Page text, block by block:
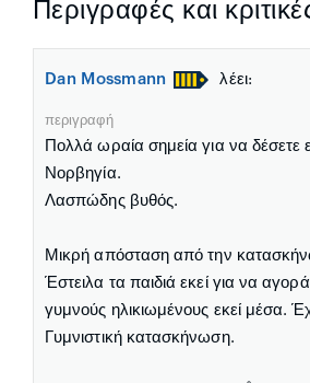
Περιγραφές και
Dan Mossmann λέει:
περιγραφή
Πολλά ωραία σημεία για να
Νορβηγία.
Λασπώδης βυθός.
Μικρή απόσταση από την
Έστειλα τα παιδιά εκεί για να
γυμνούς ηλικιωμένους εκεί μέσα.
Γυμνιστική κατασκήνωση.